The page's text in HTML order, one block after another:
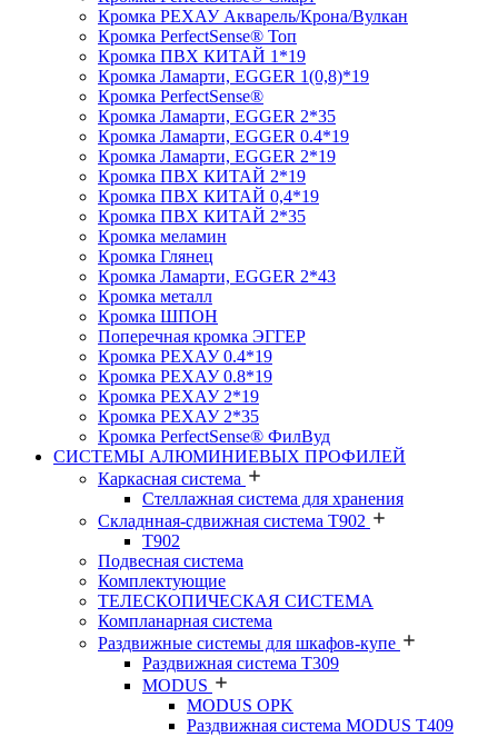
Кромка PЕХАУ Акварель/Крона/Вулкан
Кромка PerfectSense® Топ
Кромка ПВХ КИТАЙ 1*19
Кромка Ламарти, EGGER 1(0,8)*19
Кромка PerfectSense®
Кромка Ламарти, EGGER 2*35
Кромка Ламарти, EGGER 0.4*19
Кромка Ламарти, EGGER 2*19
Кромка ПВХ КИТАЙ 2*19
Кромка ПВХ КИТАЙ 0,4*19
Кромка ПВХ КИТАЙ 2*35
Кромка меламин
Кромка Глянец
Кромка Ламарти, EGGER 2*43
Кромка металл
Кромка ШПОН
Поперечная кромка ЭГГЕР
Кромка PЕХАУ 0.4*19
Кромка PЕХАУ 0.8*19
Кромка PЕХАУ 2*19
Кромка PЕХАУ 2*35
Кромка PerfectSense® ФилВуд
СИСТЕМЫ АЛЮМИНИЕВЫХ ПРОФИЛЕЙ
Каркасная система
Стеллажная система для хранения
Складнная-сдвижная система Т902
T902
Подвесная система
Комплектующие
ТЕЛЕСКОПИЧЕСКАЯ СИСТЕМА
Компланарная система
Раздвижные системы для шкафов-купе
Раздвижная система Т309
MODUS
MODUS OPK
Раздвижная система MODUS T409